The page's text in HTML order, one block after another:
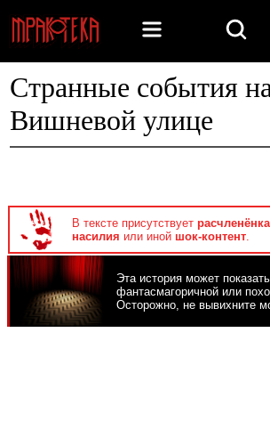
Странные события на
Вишневой улице
В тексте присутствует
насилия или иной шок-контент.
Эта история может
фантасмагоричной или
Осторожно, не вывихните